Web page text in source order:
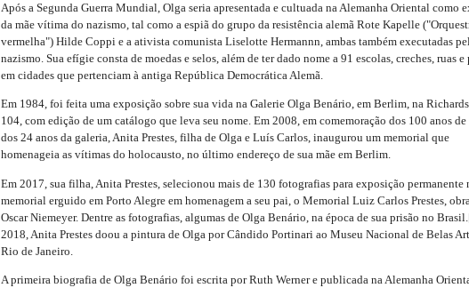
Após a Segunda Guerra Mundial, Olga seria apresentada e cultuada na Alemanha Oriental como
da mãe vítima do nazismo, tal como a espiã do grupo da resistência alemã Rote Kapelle
vermelha") Hilde Coppi e a ativista comunista Liselotte Hermannn, ambas também executadas
nazismo. Sua efígie consta de moedas e selos, além de ter dado nome a 91 escolas, creches, ruas e
em cidades que pertenciam à antiga República Democrática Alemã.
Em 1984, foi feita uma exposição sobre sua vida na Galerie Olga Benário, em Berlim, na
104, com edição de um catálogo que leva seu nome. Em 2008, em comemoração dos 100 anos de
dos 24 anos da galeria, Anita Prestes, filha de Olga e Luís Carlos, inaugurou um memorial que
homenageia as vítimas do holocausto, no último endereço de sua mãe em Berlim.
Em 2017, sua filha, Anita Prestes, selecionou mais de 130 fotografias para exposição permanente
memorial erguido em Porto Alegre em homenagem a seu pai, o Memorial Luiz Carlos Prestes,
Oscar Niemeyer. Dentre as fotografias, algumas de Olga Benário, na época de sua prisão no
2018, Anita Prestes doou a pintura de Olga por Cândido Portinari ao Museu Nacional de Belas
Rio de Janeiro.
A primeira biografia de Olga Benário foi escrita por Ruth Werner e publicada na Alemanha